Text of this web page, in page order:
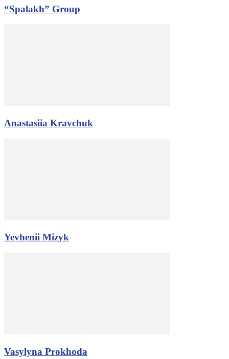
“Spalakh” Group
Anastasiia Kravchuk
Yevhenii Mizyk
Vasylyna Prokhoda